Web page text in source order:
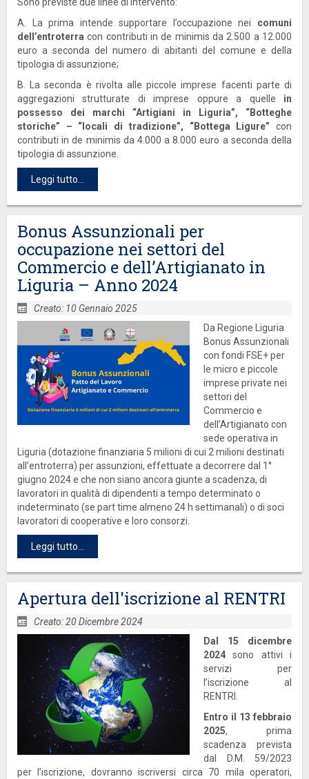
A. La prima intende supportare l’occupazione nei comuni
dell’entroterra con contributi in de minimis da 2.500 a 12.000
euro a seconda del numero di abitanti del comune e della
tipologia di assunzione;
B. La seconda è rivolta alle piccole imprese facenti parte di
aggregazioni strutturate di imprese oppure a quelle in
possesso dei marchi “Artigiani in Liguria”, “Botteghe
storiche” – “locali di tradizione”, “Bottega Ligure” con
contributi in de minimis da 4.000 a 8.000 euro a seconda della
tipologia di assunzione.
Leggi tutto...
Bonus Assunzionali per
occupazione nei settori del
Commercio e dell’Artigianato in
Liguria – Anno 2024
Creato: 10 Gennaio 2025
Da Regione Liguria
Bonus Assunzionali
con fondi FSE+ per
le micro e piccole
imprese private nei
settori del
Commercio e
dell’Artigianato con
sede operativa in
Liguria (dotazione finanziaria 5 milioni di cui 2 milioni destinati
all’entroterra) per assunzioni, effettuate a decorrere dal 1°
giugno 2024 e che non siano ancora giunte a scadenza, di
lavoratori in qualità di dipendenti a tempo determinato o
indeterminato (se part time almeno 24 h settimanali) o di soci
lavoratori di cooperative e loro consorzi.
Leggi tutto...
Apertura dell'iscrizione al RENTRI
Creato: 20 Dicembre 2024
Dal 15 dicembre
2024 sono attivi i
servizi per
l’iscrizione al
RENTRI.
Entro il 13 febbraio
2025, prima
scadenza prevista
dal D.M. 59/2023
per l’iscrizione, dovranno iscriversi circa 70 mila operatori,